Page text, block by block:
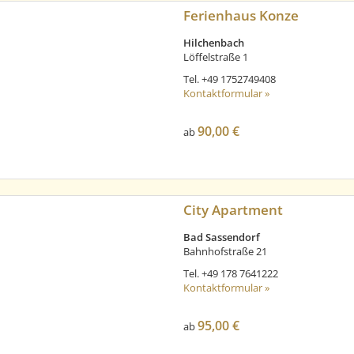
Ferienhaus Konze
Hilchenbach
Löffelstraße 1
Tel.+49 1752749408
Kontaktformular »
ab90,00 €
City Apartment
Bad Sassendorf
Bahnhofstraße 21
Tel.+49 178 7641222
Kontaktformular »
ab95,00 €